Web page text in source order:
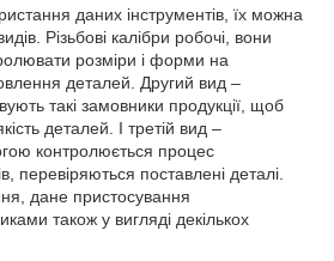
даних інструментів, їх можна
Різьбові калібри робочі, вони
розміри і форми на
деталей. Другий вид –
такі замовники продукції, щоб
деталей. І третій вид –
контролюється процес
перевіряються поставлені деталі.
дане пристосування
також у вигляді декількох